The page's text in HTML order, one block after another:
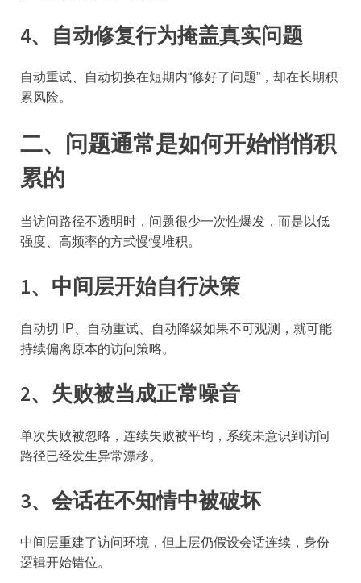
4、自动修复行为掩盖真实问题
自动重试、自动切换在短期内“修好了问题”，却在长期积
累风险。
二、问题通常是如何开始悄悄积
累的
当访问路径不透明时，问题很少一次性爆发，而是以低
强度、高频率的方式慢慢堆积。
1、中间层开始自行决策
自动切 IP、自动重试、自动降级如果不可观测，就可能
持续偏离原本的访问策略。
2、失败被当成正常噪音
单次失败被忽略，连续失败被平均，系统未意识到访问
路径已经发生异常漂移。
3、会话在不知情中被破坏
中间层重建了访问环境，但上层仍假设会话连续，身份
逻辑开始错位。